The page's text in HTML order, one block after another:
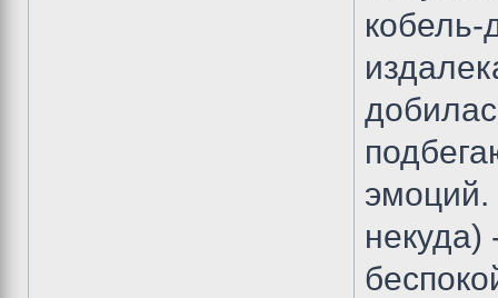
кобель-
эмоций.